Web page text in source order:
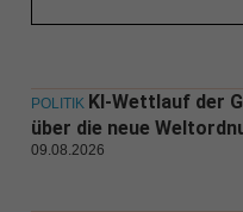
POLITIK KI-Wettlauf der
über die neue
09.08.2026